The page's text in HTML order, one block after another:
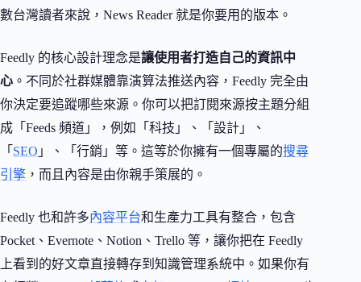
數台灣讀者來說，News Reader 就是你要用的版本。
Feedly 的核心設計理念是讓使用者打造自己的資訊中
心 。不同於社群媒體靠演算法推送內容，Feedly 完全由
你決定要追蹤哪些來源。你可以把訂閱來源按主題分組
成「Feeds 頻道」，例如「科技」、「設計」、
「 SEO 」、「行銷」等。這等於你擁有一個專屬的搜尋
引擎 ，而且內容是由你親手策展的。
Feedly 也和許多內容平台和生產力工具有整合，包含
Pocket、Evernote、Notion、Trello 等，讓你把在 Feedly
上看到的好文章直接轉存到知識管理系統中。如果你有